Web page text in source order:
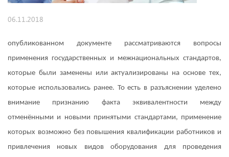
06.11.2018
опубликованном документе рассматриваются вопросы
применения государственных и межнациональных стандартов,
которые были заменены или актуализированы на основе тех,
которые использовались ранее. То есть в разъяснении уделено
внимание признанию факта эквивалентности между
отменёнными и новыми принятыми стандартами, применение
которых возможно без повышения квалификации работников и
привлечения новых видов оборудования для проведения